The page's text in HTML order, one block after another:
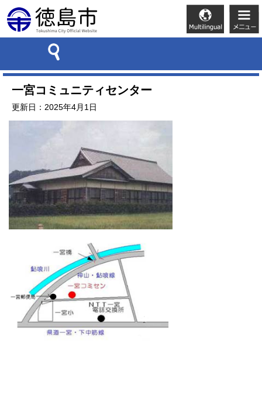
一宮コミュニティセンター
更新日：2025年4月1日